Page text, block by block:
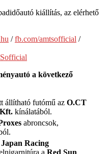
kiállítás, az elérhető
/fb.com/amtsofficial /
a következő
állítható futómű az O.CT
kínálatából.
abroncsok,
Japan Racing
a Red Sun